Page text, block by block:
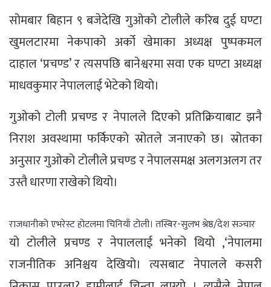
सोमबार बिहान ९ बजेदेखि गुओको टोलीले करिब दुई घण्टा
खुमलटारमा नेकपाको अर्को खेमाका अध्यक्ष पुष्पकमल
दाहाल ‘प्रचण्ड’ र त्यसपछि बानेश्वरमा सवा एक घण्टा अध्यक्ष
माधवकुमार नेपाललाई भेटेको थियो।
गुओको टोली प्रचण्ड र नेपालले दिएको प्रतिक्रियाबाट झनै
निराश अवस्थामा फर्किएको स्रोतले जनाएको छ। स्रोतका
अनुसार गुओको टोलीले प्रचण्ड र नेपालसमक्ष अलगअलग तर
उस्तै धारणा राखेको थियो।
राजधानीको एभरेस्ट होटलमा चिनियाँ टोली। तस्बिर-सुलभ श्रेष्ठ/देश सञ्‍चार
यो टोलीले प्रचण्ड र नेपाललाई भनेको थियो ,‘नेपालमा
राजनीतिक अनिश्चय देखियो। त्यसबाट नेपालले कसरी